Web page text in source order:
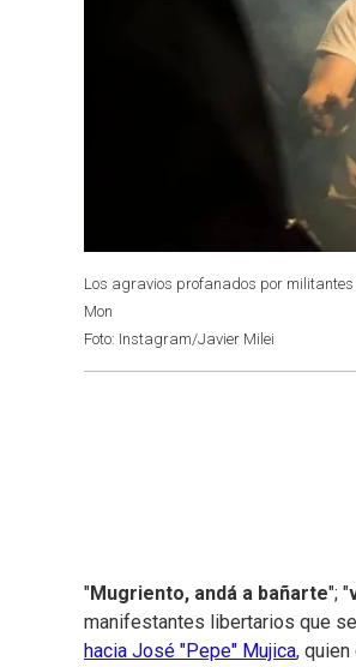
Los agravios profanados por militantes
Mon
Foto: Instagram/Javier Milei
"Mugriento, andá a bañarte"; "
manifestantes libertarios que
hacia José "Pepe" Mujica,